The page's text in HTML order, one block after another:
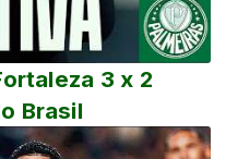
3 x 2
Brasil